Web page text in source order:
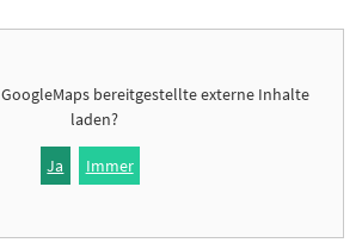
GoogleMapsbereitgestellte externe Inhalte
laden?
Ja Immer